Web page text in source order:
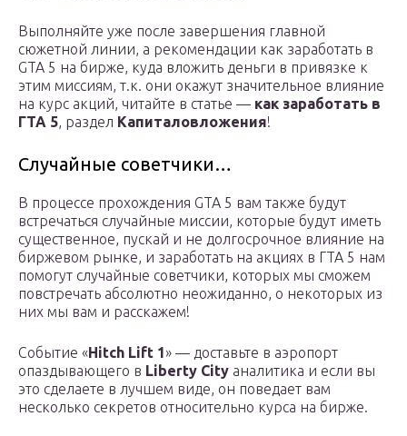
Выполняйте уже после завершения главной
сюжетной линии, а рекомендации как заработать в
GTA 5 на бирже, куда вложить деньги в привязке к
этим миссиям, т.к. они окажут значительное влияние
на курс акций, читайте в статье — как заработать в
ГТА 5, раздел Капиталовложения!
Случайные советчики…
В процессе прохождения GTA 5 вам также будут
встречаться случайные миссии, которые будут иметь
существенное, пускай и не долгосрочное влияние на
биржевом рынке, и заработать на акциях в ГТА 5 нам
помогут случайные советчики, которых мы сможем
повстречать абсолютно неожиданно, о некоторых из
них мы вам и расскажем!
Событие «Hitch Lift 1» — доставьте в аэропорт
опаздывающего в Liberty City аналитика и если вы
это сделаете в лучшем виде, он поведает вам
несколько секретов относительно курса на бирже.